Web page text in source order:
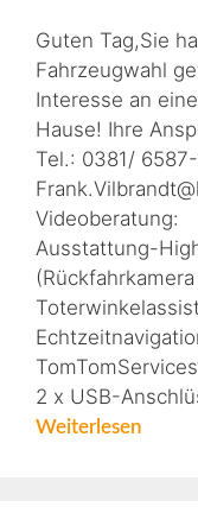
Guten Tag,Sie
Fahrzeugwahl
Interesse an
Hause! Ihre
Tel.: 0381/
Ausstattung-
2 x USB-
Weiterlesen